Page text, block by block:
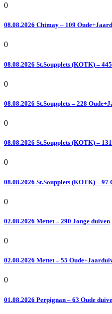
0
08.08.2026 Chimay – 109
0
08.08.2026 St.Soupplets (KOTK) –
0
08.08.2026 St.Soupplets – 228
0
08.08.2026 St.Soupplets (KOTK) –
0
08.08.2026 St.Soupplets (KOTK) – 97
0
02.08.2026 Mettet – 290 Jonge duiven
0
02.08.2026 Mettet – 55
0
01.08.2026 Perpignan – 63 Oude